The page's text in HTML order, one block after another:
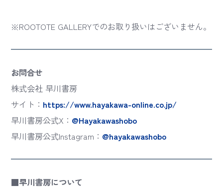
※ROOTOTE GALLERYでのお取り扱いはございません。
お問合せ
株式会社 早川書房
サイト： https://www.hayakawa-online.co.jp/
早川書房公式X： @Hayakawashobo
早川書房公式Instagram： @hayakawashobo
■早川書房について